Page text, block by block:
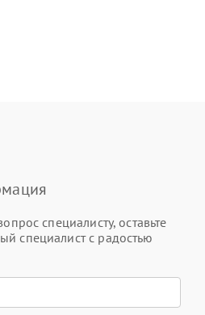
специалисту, оставьте
специалист с радостью